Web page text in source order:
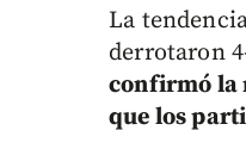
La
derrotaron
confirmó la
que los